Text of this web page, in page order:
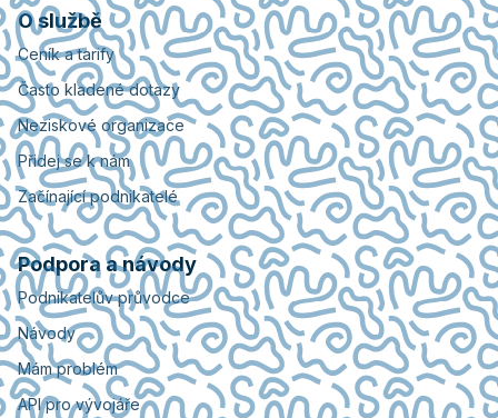
O službě
Ceník a tarify
Často kladené dotazy
Neziskové organizace
Přidej se k nám
Začínající podnikatelé
Podpora a návody
Podnikatelův průvodce
Návody
Mám problém
API pro vývojáře